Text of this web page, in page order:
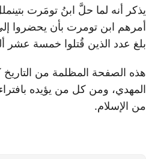
يذكر أنه لما حلَّ ابنُ تومَرت
أمرهم ابن تومرت بأن يحضروا
بلغ عدد الذين قُتلوا خمسة عشر
هذه الصفحة المظلمة من التاريخ
المهدي، ومن كل من يؤيده بافتراء
من الإسلام.